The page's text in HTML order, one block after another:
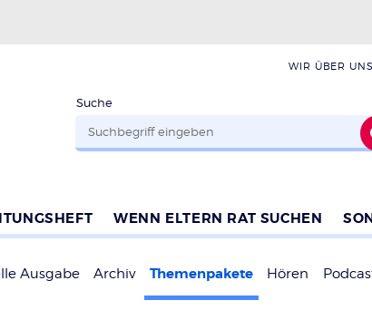
WIR ÜBER UNS
Suche
WENN ELTERN RAT SUCHEN
Ausgabe Archiv Themenpakete Hören